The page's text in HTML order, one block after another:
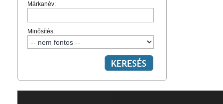
Márkanév:
Minősítés: